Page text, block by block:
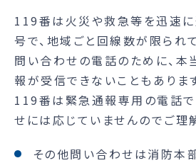
119番は火災や救急等を迅速
号で、地域ごと回線数が限られ
問い合わせの電話のために、本
報が受信できないこともありま
119番は緊急通報専用の電話で
せには応じていませんのでご理
その他問い合わせは消防本